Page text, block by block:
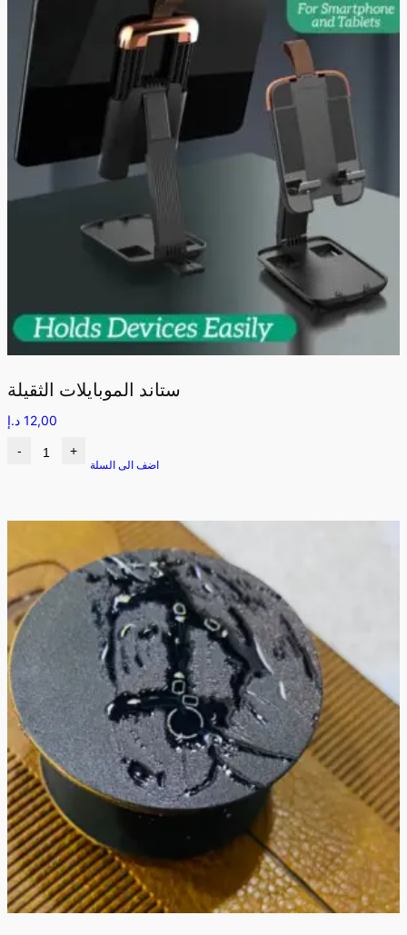
ستاند الموبايلات الثقيلة
12,00 د.إ
- +
اضف الى السلة